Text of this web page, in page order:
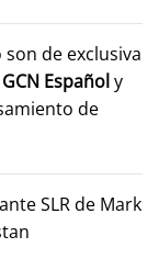
de exclusiva
GCN Españoly
de
SLR de Mark